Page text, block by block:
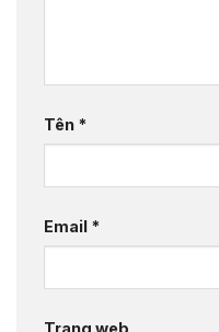
Tên *
Email *
Trang web